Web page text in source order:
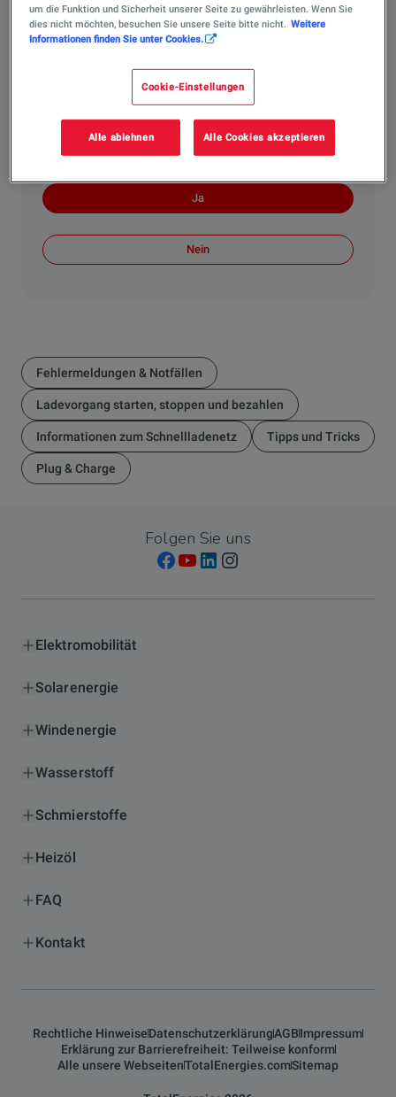
automatisch, sobald Ihr Fahrzeug vollständig geladen
ist. Auch das Abziehen des Ladekabels beendet den
Je nach Fahrzeugmodell kann der Ladevorgang zudem
durch das Verriegeln oder Entriegeln des Autos beendet
werden – dies ist jedoch fahrzeugspezifisch.
Ja
Nein
Fehlermeldungen & Notfällen
Ladevorgang starten, stoppen und bezahlen
Informationen zum Schnellladenetz Tipps und Tricks
Plug & Charge
Folgen Sie uns
Elektromobilität
Solarenergie
Windenergie
Wasserstoff
Schmierstoffe
Heizöl
FAQ
Kontakt
Rechtliche HinweiseDatenschutzerklärungAGBImpressum
Erklärung zur Barrierefreiheit: Teilweise konform
Alle unsere WebseitenTotalEnergies.comSitemap
um die Funktion und Sicherheit unserer Seite zu gewährleisten. Wenn Sie
dies nicht möchten, besuchen Sie unsere Seite bitte nicht. Weitere
Informationen finden Sie unter Cookies.
Cookie-Einstellungen
Alle ablehnen Alle Cookies akzeptieren